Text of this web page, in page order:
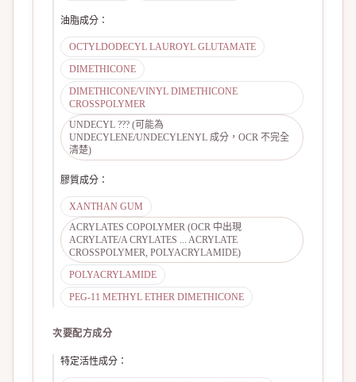
油脂成分 ：
OCTYLDODECYL LAUROYL GLUTAMATE
DIMETHICONE
DIMETHICONE/VINYL DIMETHICONE
CROSSPOLYMER
UNDECYL ??? (可能為
UNDECYLENE/UNDECYLENYL 成分，OCR 不完全
清楚)
膠質成分 ：
XANTHAN GUM
ACRYLATES COPOLYMER (OCR 中出現
ACRYLATE/A CRYLATES ... ACRYLATE
CROSSPOLYMER, POLYACRYLAMIDE)
POLYACRYLAMIDE
PEG-11 METHYL ETHER DIMETHICONE
次要配方成分
特定活性成分 ：